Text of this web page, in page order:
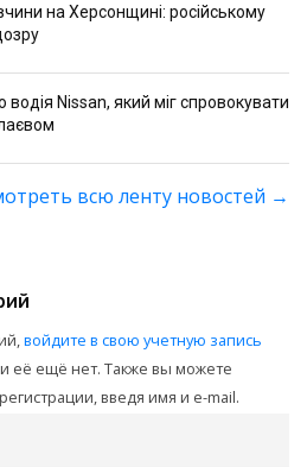
на Херсонщині: російському
Nissan, який міг спровокувати
всю ленту новостей →
войдите в свою учетную запись
её ещё нет. Также вы можете
введя имя и e-mail.